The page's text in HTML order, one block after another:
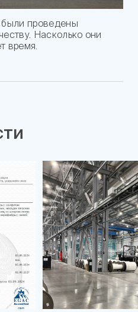
проведены
Насколько они
время.